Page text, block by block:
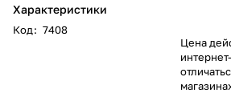
Характеристики
Код: 7408
Цена